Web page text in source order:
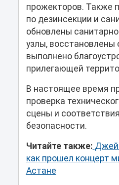
прожекторов. Также
по дезинсекции и
обновлены
узлы, восстановлены
выполнено
прилегающей
В настоящее время
проверка
сцены и
безопасности.
Читайте также: Джей
как прошел концерт
Астане